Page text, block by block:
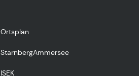
Ortsplan
StarnbergAmmersee
ISEK